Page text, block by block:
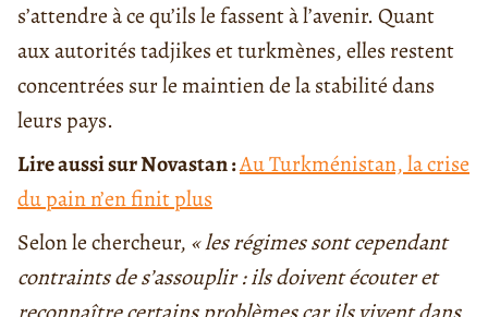
s’attendre à ce qu’ils le fassent à l’avenir. Quant
aux autorités tadjikes et turkmènes, elles restent
concentrées sur le maintien de la stabilité dans
leurs pays.
Lire aussi sur Novastan :Au Turkménistan, la crise
du pain n’en finit plus
Selon le chercheur, « les régimes sont cependant
contraints de s’assouplir : ils doivent écouter et